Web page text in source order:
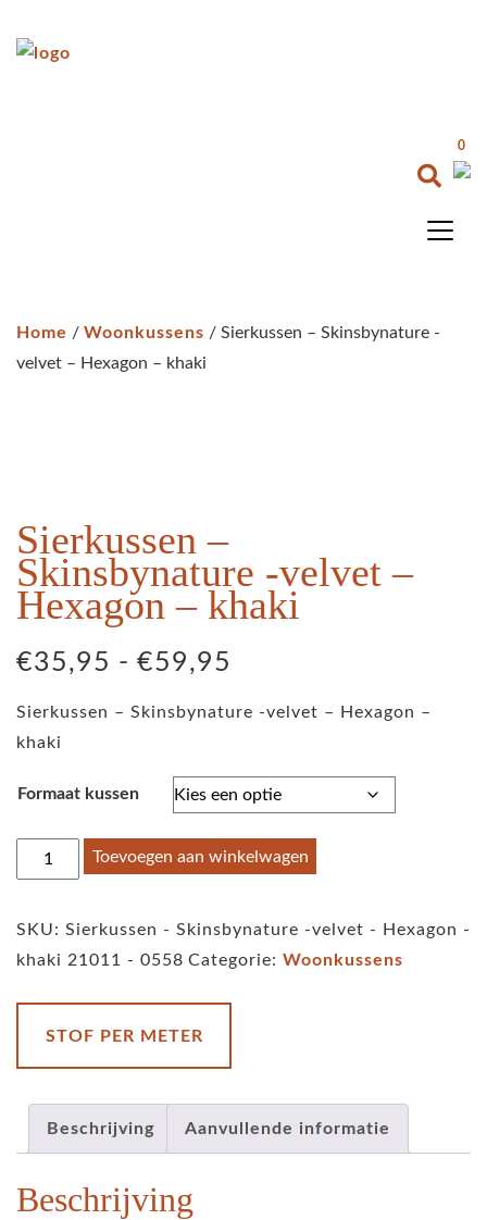
0
Home / Woonkussens / Sierkussen – Skinsbynature -
velvet – Hexagon – khaki
Sierkussen –
Skinsbynature -velvet –
Hexagon – khaki
€35,95 - €59,95
tot
Sierkussen – Skinsbynature -velvet – Hexagon –
khaki
Formaat kussen
Sierkussen
-
-
Hexagon
-
aantal
Toevoegen aan winkelwagen
SKU: Sierkussen - Skinsbynature -velvet - Hexagon -
khaki 21011 - 0558 Categorie: Woonkussens
STOF PER METER
Beschrijving Aanvullende informatie
Beschrijving